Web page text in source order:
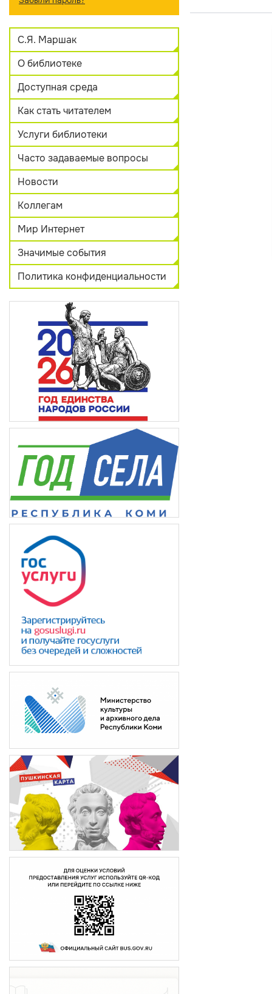
С.Я. Маршак
О библиотеке
Доступная среда
Как стать читателем
Услуги библиотеки
Часто задаваемые вопросы
Новости
Коллегам
Мир Интернет
Значимые события
Политика конфиденциальности